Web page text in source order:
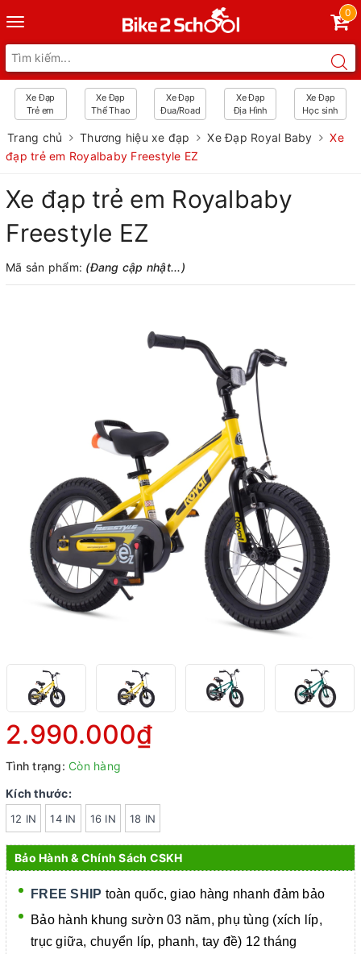
Toggle
navigation
0
Xe Đạp
Trẻ em
Xe Đạp
Thể Thao
Xe Đạp
Đua/Road
Xe Đạp
Địa Hình
Xe Đạp
Học sinh
Trang chủ Thương hiệu xe đạp Xe Đạp Royal Baby
Xe
đạp trẻ em Royalbaby Freestyle EZ
Xe đạp trẻ em Royalbaby
Freestyle EZ
Mã sản phẩm: (Đang cập nhật...)
2.990.000₫
Tình trạng: Còn hàng
Kích thước:
12 IN 14 IN 16 IN 18 IN
Bảo Hành & Chính Sách CSKH
FREE SHIP toàn quốc, giao hàng nhanh đảm bảo
Bảo hành khung sườn 03 năm, phụ tùng (xích líp,
trục giữa, chuyển líp, phanh, tay đề) 12 tháng